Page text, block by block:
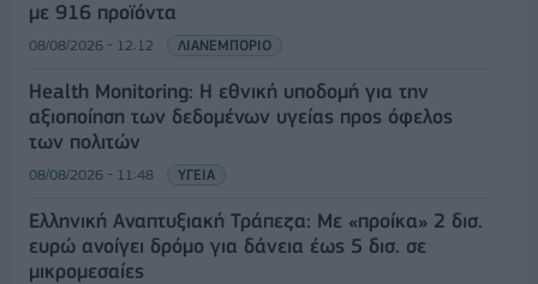
με 916 προϊόντα
08/08/2026 - 12:12 ΛΙΑΝΕΜΠΟΡΙΟ
Health Monitoring: Η εθνική υποδομή για την
αξιοποίηση των δεδομένων υγείας προς όφελος
των πολιτών
08/08/2026 - 11:48 ΥΓΕΙΑ
Ελληνική Αναπτυξιακή Τράπεζα: Με «προίκα» 2 δισ.
ευρώ ανοίγει δρόμο για δάνεια έως 5 δισ. σε
μικρομεσαίες